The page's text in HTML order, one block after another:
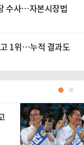
수사…자본시장법
1위…누적 결과도
●